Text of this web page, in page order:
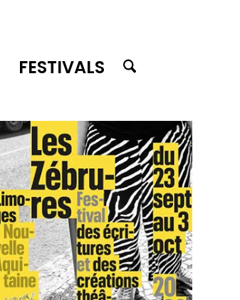
FESTIVALS